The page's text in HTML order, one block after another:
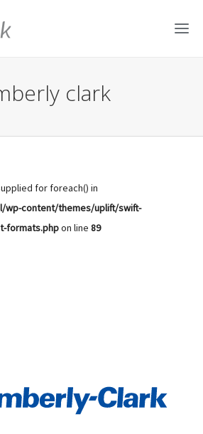
clark
for foreach() in
wp-content/themes/uplift/swift-
formats.phpon line 89